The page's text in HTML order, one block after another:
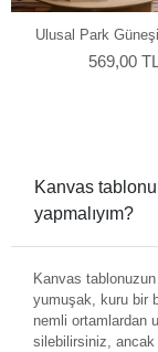
Ulusal Park
Tablo
569,00 TL
Kanvas
yapmalıyım?
Kanvas
yumuşak, kuru bir
nemli ortamlardan
silebilirsiniz, ancak